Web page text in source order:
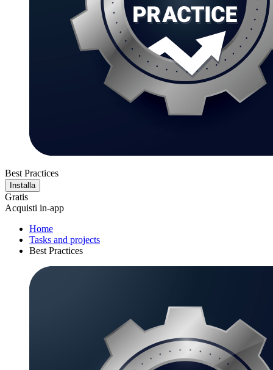
Best Practices
Installa
Gratis
Acquisti in-app
Home
Tasks and projects
Best Practices